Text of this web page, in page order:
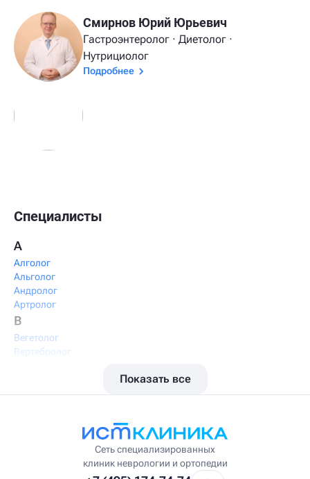
Смирнов Юрий Юрьевич
Гастроэнтеролог · Диетолог ·
Нутрициолог
Подробнее
Специалисты
А
Алголог
Альголог
Андролог
Артролог
В
Вегетолог
Вертебролог
Висцеральный массажист
Врач интегративной медицины
Врач первичного приёма
Показать все
Сеть специализированных
клиник неврологии и ортопедии